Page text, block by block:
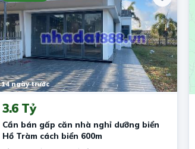
14 ngày trước
3.6 Tỷ
Cần bán gấp căn nhà nghỉ dưỡng biển
Hồ Tràm cách biển 600m